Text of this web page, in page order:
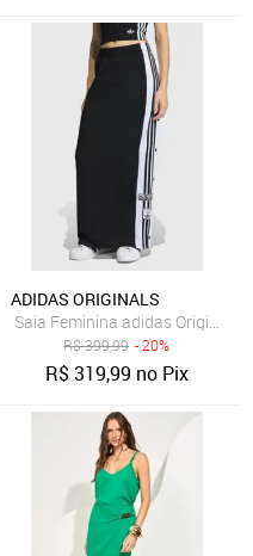
ADIDAS ORIGINALS
Saia Feminina adidas Originals
R$399,99 - 20%
R$319,99 no Pix